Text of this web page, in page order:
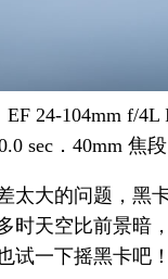
EF 24-104mm f/
sec．40mm 焦
太大的问题，黑
时天空比前景暗
试一下摇黑卡吧！